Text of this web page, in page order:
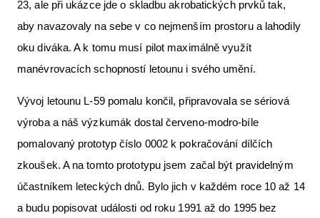
23, ale při ukázce jde o skladbu akrobatických prvků tak,
aby navazovaly na sebe v co nejmenším prostoru a lahodily
oku diváka. A k tomu musí pilot maximálně využít
manévrovacích schopností letounu i svého umění.
Vývoj letounu L-59 pomalu končil, připravovala se sériová
výroba a náš výzkumák dostal červeno-modro-bíle
pomalovaný prototyp číslo 0002 k pokračování dílčích
zkoušek. A na tomto prototypu jsem začal být pravidelným
účastníkem leteckých dnů. Bylo jich v každém roce 10 až 14
a budu popisovat události od roku 1991 až do 1995 bez